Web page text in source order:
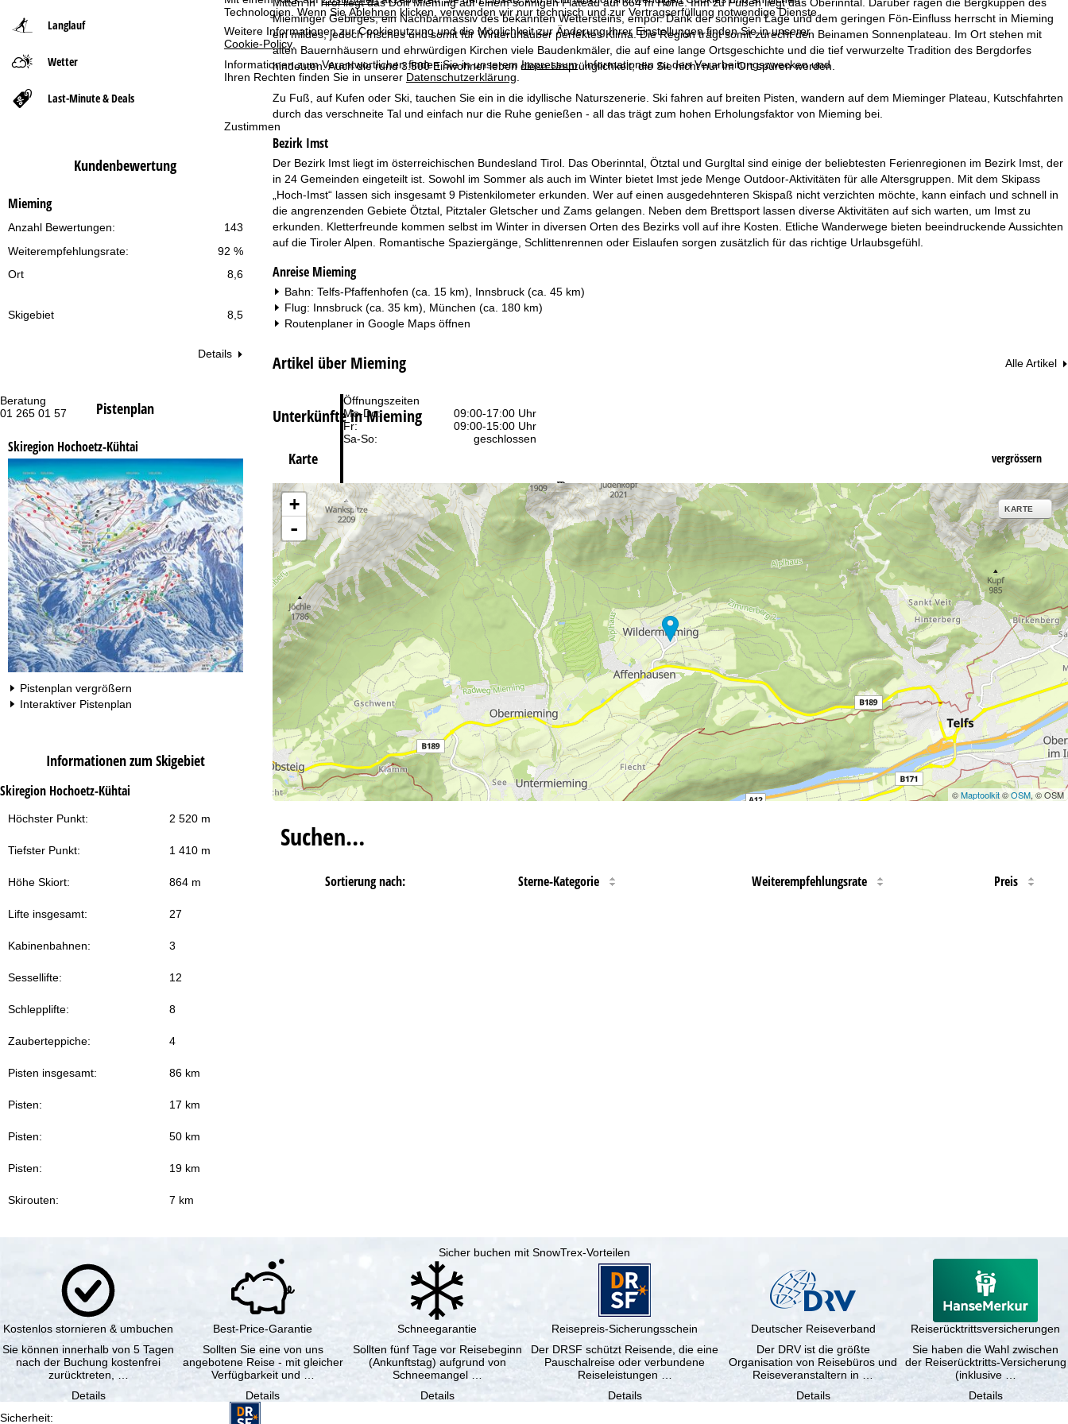
Technologien. Wenn SieAblehnen klicken, verwenden wir nur technisch und zur Vertragserfüllung notwendige Dienste.
Weitere Informationen zur Cookienutzung und die Möglichkeit zur Änderung Ihrer Einstellungen finden Sie in unserer
Cookie-Policy.
Informationen zum Verantwortlichen finden Sie in unseremImpressum. Informationen zu den Verarbeitungszwecken und
Ihren Rechten finden Sie in unserer Datenschutzerklärung.
Zustimmen
Beratung
01 265 01 57
Öffnungszeiten
Mo-Do:
09:00-17:00 Uhr
Fr:
09:00-15:00 Uhr
Sa-So:
geschlossen
Zur Kontaktseite
Beratung
Langlauf
Wetter
Last-Minute & Deals
Kundenbewertung
Mieming
143
Anzahl Bewertungen:
92 %
Weiterempfehlungsrate:
Ort
8,6
Skigebiet 8,5
Details
Pistenplan
Skiregion Hochoetz-Kühtai
Pistenplan vergrößern
Interaktiver Pistenplan
Informationen zum Skigebiet
Skiregion Hochoetz-Kühtai
Höchster Punkt: 2 520 m
Tiefster Punkt: 1 410 m
Höhe Skiort: 864 m
Lifte insgesamt: 27
Kabinenbahnen: 3
Sessellifte: 12
Schlepplifte: 8
Zauberteppiche: 4
Pisten insgesamt: 86 km
Pisten: 17 km
Pisten: 50 km
Pisten: 19 km
Skirouten: 7 km
t
s
e
t
e
Mieminger Gebirges, ein Nachbarmassiv des bekannten Wettersteins, empor. Dank der sonnigen Lage und dem geringen Fön-Einfluss herrscht in Mieming
ein mildes, jedoch frisches und somit für Winterurlauber perfektes Klima. Die Region trägt somit zurecht den Beinamen Sonnenplateau. Im Ort stehen mit
alten Bauernhäusern und ehrwürdigen Kirchen viele Baudenkmäler, die auf eine lange Ortsgeschichte und die tief verwurzelte Tradition des Bergdorfes
hindeuten. Auch die rund 3.500 Einwohner leben diese Ursprünglichkeit, die Sie nicht nur im Ort spüren werden.
Zu Fuß, auf Kufen oder Ski, tauchen Sie ein in die idyllische Naturszenerie. Ski fahren auf breiten Pisten, wandern auf dem Mieminger Plateau, Kutschfahrten
durch das verschneite Tal und einfach nur die Ruhe genießen - all das trägt zum hohen Erholungsfaktor von Mieming bei.
Bezirk Imst
Der Bezirk Imst liegt im österreichischen Bundesland Tirol. Das Oberinntal, Ötztal und Gurgltal sind einige der beliebtesten Ferienregionen im Bezirk Imst, der
in 24 Gemeinden eingeteilt ist. Sowohl im Sommer als auch im Winter bietet Imst jede Menge Outdoor-Aktivitäten für alle Altersgruppen. Mit dem Skipass
„Hoch-Imst“ lassen sich insgesamt 9 Pistenkilometer erkunden. Wer auf einen ausgedehnteren Skispaß nicht verzichten möchte, kann einfach und schnell in
die angrenzenden Gebiete Ötztal, Pitztaler Gletscher und Zams gelangen. Neben dem Brettsport lassen diverse Aktivitäten auf sich warten, um Imst zu
erkunden. Kletterfreunde kommen selbst im Winter in diversen Orten des Bezirks voll auf ihre Kosten. Etliche Wanderwege bieten beeindruckende Aussichten
auf die Tiroler Alpen. Romantische Spaziergänge, Schlittenrennen oder Eislaufen sorgen zusätzlich für das richtige Urlaubsgefühl.
Anreise Mieming
Bahn: Telfs-Pfaffenhofen (ca. 15 km), Innsbruck (ca. 45 km)
Flug: Innsbruck (ca. 35 km), München (ca. 180 km)
Routenplaner in Google Mapsöffnen
Artikel über Mieming Alle Artikel
Unterkünfte in Mieming
Karte vergrössern
+
-
KARTE
©Maptoolkit©OSM, © OSM
Suchen…
Sortierung nach: Sterne-Kategorie Weiterempfehlungsrate Preis
Sicher buchen mit SnowTrex-Vorteilen
Kostenlos stornieren & umbuchen
Sie können innerhalb von 5 Tagen
nach der Buchung kostenfrei
zurücktreten, …
Details
Best-Price-Garantie
Sollten Sie eine von uns
angebotene Reise - mit gleicher
Verfügbarkeit und …
Details
Schneegarantie
Sollten fünf Tage vor Reisebeginn
(Ankunftstag) aufgrund von
Schneemangel …
Details
Reisepreis-Sicherungsschein
Der DRSF schützt Reisende, die eine
Pauschalreise oder verbundene
Reiseleistungen …
Details
Deutscher Reiseverband
Der DRV ist die größte
Organisation von Reisebüros und
Reiseveranstaltern in …
Details
Reiserücktrittsversicherungen
Sie haben die Wahl zwischen
der Reiserücktritts-Versicherung
(inklusive …
Details
Sicherheit: